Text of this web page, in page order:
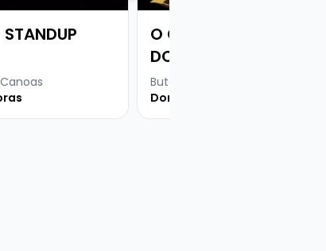
O CORINGA - MAURÍCIO
DOLLENZ
Buteco Comedy Bar - Canoas
Domingo, 16 Ago • 19 horas